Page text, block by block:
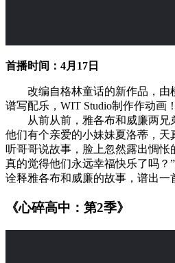
首播时间：4月17日
改编自格林童话的新作品，由
谱写配乐，WIT Studio制作作动画！
从前从前，雅各布和威廉两兄
他们有个亲爱的小妹妹夏洛蒂，天
听哥哥说故事，脸上忽然露出惆怅
真的觉得他们永远幸福快乐了吗？
诠释雅各布和威廉的故事，谱出一
《心碎高中：第2季》